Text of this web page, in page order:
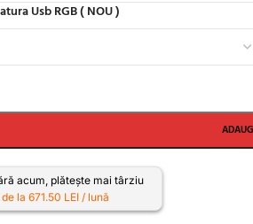
Usb RGB ( NOU )
acum, plătește mai târziu
de la 671.50 LEI / lună